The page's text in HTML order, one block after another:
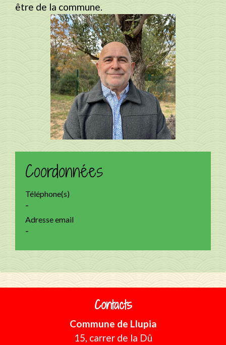
être de la commune.
Coordonnées
Téléphone(s)
-
Adresse email
-
Contacts
Commune de Llupia
15, carrer de la Dû